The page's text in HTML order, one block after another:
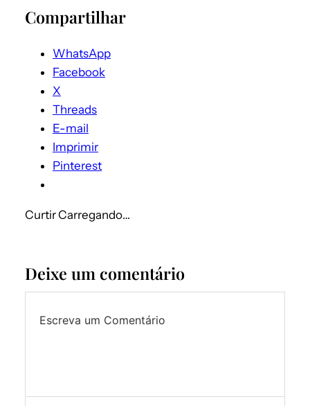
Compartilhar
WhatsApp
Facebook
X
Threads
E-mail
Imprimir
Pinterest
CurtirCarregando…
Deixe um comentário
Escreva um Comentário